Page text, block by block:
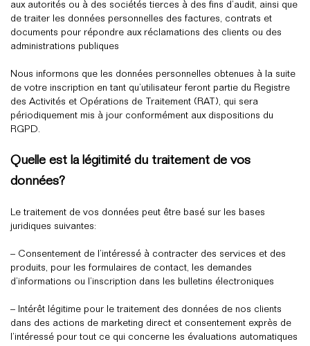
aux autorités ou à des sociétés tierces à des fins d’audit, ainsi que
de traiter les données personnelles des factures, contrats et
documents pour répondre aux réclamations des clients ou des
administrations publiques
Nous informons que les données personnelles obtenues à la suite
de votre inscription en tant qu’utilisateur feront partie du Registre
des Activités et Opérations de Traitement (RAT), qui sera
périodiquement mis à jour conformément aux dispositions du
RGPD.
Quelle est la légitimité du traitement de vos
données?
Le traitement de vos données peut être basé sur les bases
juridiques suivantes:
– Consentement de l’intéressé à contracter des services et des
produits, pour les formulaires de contact, les demandes
d’informations ou l’inscription dans les bulletins électroniques
– Intérêt légitime pour le traitement des données de nos clients
dans des actions de marketing direct et consentement exprès de
l’intéressé pour tout ce qui concerne les évaluations automatiques